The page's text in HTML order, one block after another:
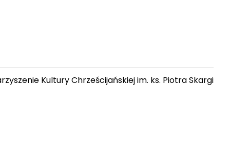
Kultury Chrześcijańskiej im. ks. Piotra Skargi